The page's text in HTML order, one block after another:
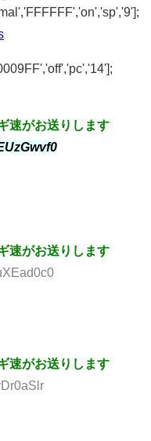
速がお送りします
速がお送りします
速がお送りします